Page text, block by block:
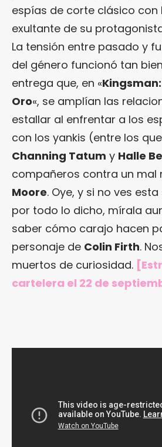
espías de corte clásico con
exultante de su
La tensión entre pasado y
del género funcionó tan
entrega que, en «
Oro«, se amplían las
estallar al enfrentar a los
con los yankis (entre los
Channing Tatum y Halle
compañeros contra un mal
Moore. Oye, y si no ves
por todo lo dicho, mírala
saber cómo carajo hacen
personaje de Colin Firth.
muertos de curiosidad.
cartelera el 22 de